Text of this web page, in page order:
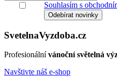
Souhlasím s
SvetelnaVyzdoba.cz
Profesionálnívánoční světelná
Navštivte náš e-shop